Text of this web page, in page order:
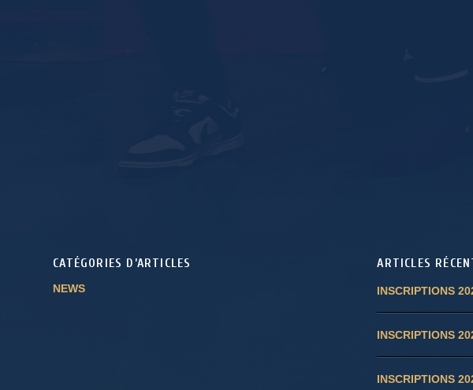
CATÉGORIES D’ARTICLES
NEWS
ARTICLES
INSCRIPTIONS
INSCRIPTIONS
INSCRIPTIONS